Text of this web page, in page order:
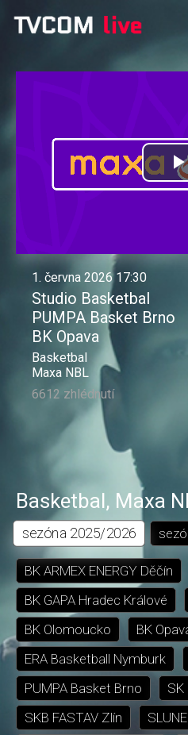
1. června 2026 17:30
Studio Basketbal
PUMPA Basket Brno
BK Opava
Basketbal
Maxa NBL
6612 zhlédnutí
Basketbal, Maxa
sezóna 2025/2026
BK ARMEX ENERGY Děčín
BK GAPA Hradec Králové
BK Olomoucko
BK
ERA Basketball Nymburk
PUMPA Basket Brno
SK
SKB FASTAV Zlín